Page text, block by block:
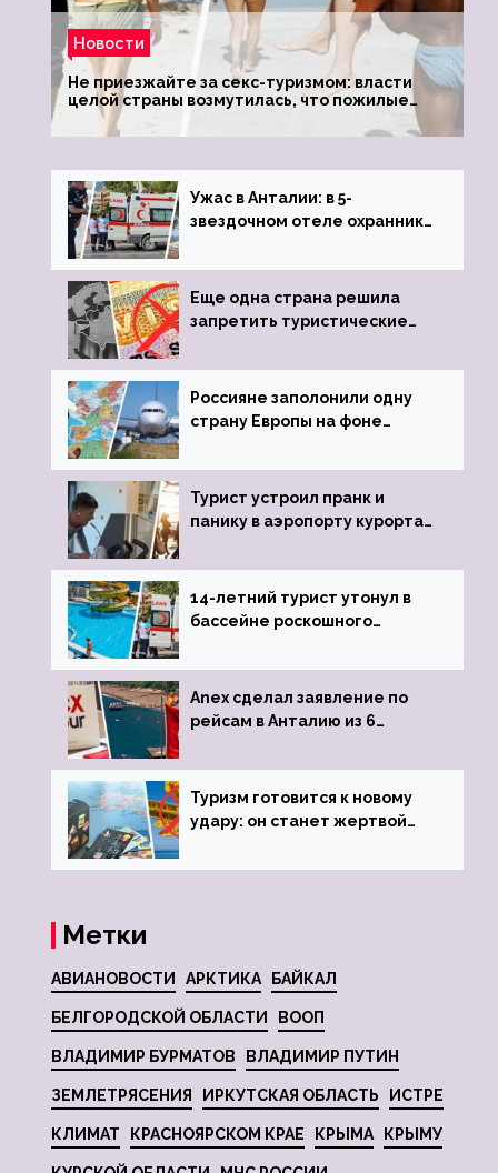
Новости
Не приезжайте за секс-туризмом: власти
целой страны возмутилась, что пожилые
туристки массово едут к ним, чтобы
обзавестись молодыми любовниками
Ужас в Анталии: в 5-
звездочном отеле охранник
пистолета
Еще одна страна решила
запретить туристические
Россияне заполонили одну
страну Европы на фоне
виз
Турист устроил пранк и
панику в аэропорту курорта,
задержке рейса
14-летний турист утонул в
бассейне роскошного
Anex сделал заявление по
рейсам в Анталию из 6
Туризм готовится к новому
удару: он станет жертвой
Метки
АВИАНОВОСТИ АРКТИКА БАЙКАЛ
БЕЛГОРОДСКОЙ ОБЛАСТИ ВООП
ВЛАДИМИР БУРМАТОВ ВЛАДИМИР ПУТИН
ЗЕМЛЕТРЯСЕНИЯ ИРКУТСКАЯ ОБЛАСТЬ ИСТРЕ
КЛИМАТ КРАСНОЯРСКОМ КРАЕ КРЫМА КРЫМУ